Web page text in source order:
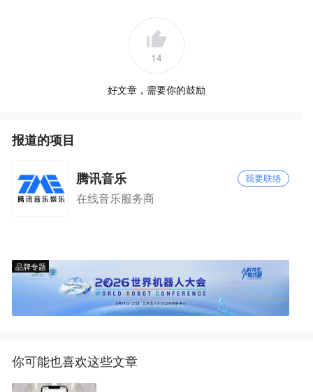
14
好文章，需要你的鼓励
报道的项目
腾讯音乐 我要联络
在线音乐服务商
品牌专题
你可能也喜欢这些文章